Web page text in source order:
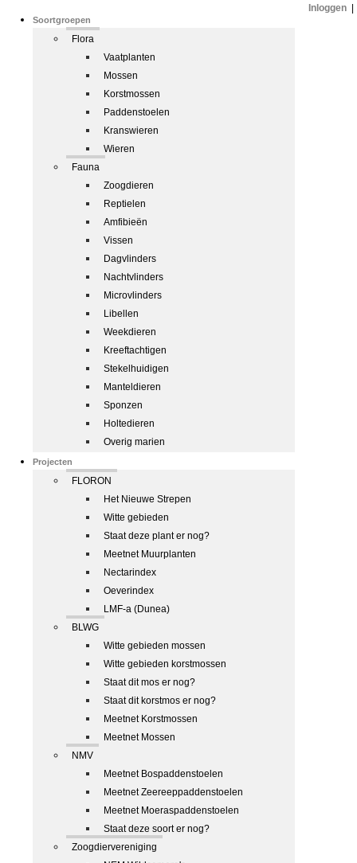
Soortgroepen
Flora
Vaatplanten
Mossen
Korstmossen
Paddenstoelen
Kranswieren
Wieren
Fauna
Zoogdieren
Reptielen
Amfibieën
Vissen
Dagvlinders
Nachtvlinders
Microvlinders
Libellen
Weekdieren
Kreeftachtigen
Stekelhuidigen
Manteldieren
Sponzen
Holtedieren
Overig marien
Projecten
FLORON
Het Nieuwe Strepen
Witte gebieden
Staat deze plant er nog?
Meetnet Muurplanten
Nectarindex
Oeverindex
LMF-a (Dunea)
BLWG
Witte gebieden mossen
Witte gebieden korstmossen
Staat dit mos er nog?
Staat dit korstmos er nog?
Meetnet Korstmossen
Meetnet Mossen
NMV
Meetnet Bospaddenstoelen
Meetnet Zeereeppaddenstoelen
Meetnet Moeraspaddenstoelen
Staat deze soort er nog?
Zoogdiervereniging
Inloggen